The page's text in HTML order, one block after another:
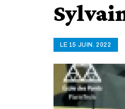
LE 15 JUIN. 2022